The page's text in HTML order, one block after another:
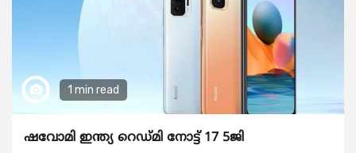
1 min read
ഷവോമി ഇന്ത്യ റെഡ്മി നോട്ട് 17 5ജി